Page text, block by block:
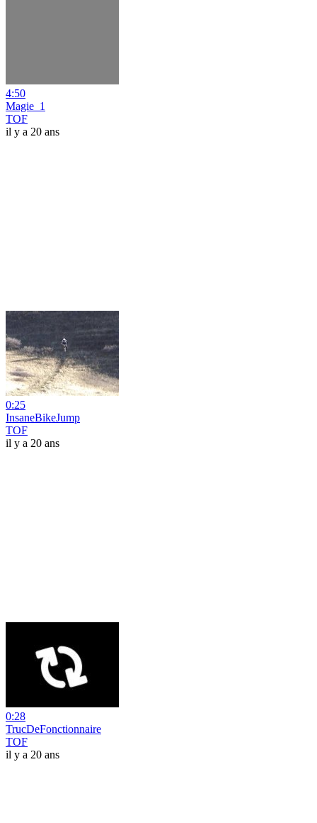
4:50
Magie_1
TOF
il y a 20 ans
0:25
InsaneBikeJump
TOF
il y a 20 ans
0:28
TrucDeFonctionnaire
TOF
il y a 20 ans